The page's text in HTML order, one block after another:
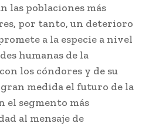
las poblaciones más
por tanto, un deterioro
a la especie a nivel
humanas de la
los cóndores y de su
medida el futuro de la
el segmento más
al mensaje de